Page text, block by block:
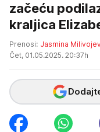
začeću
kraljica
Prenosi: Jasmina
Čet, 01.05.2025. 20:37h